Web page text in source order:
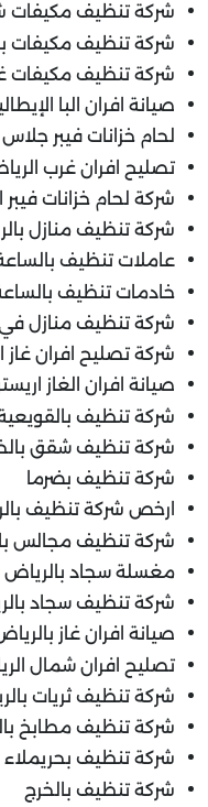
شركة تنظيف مكيفات
شركة تنظيف مكيفات
شركة تنظيف مكيفات
صيانة افران البا
لحام خزانات فيبر
تصليح افران غرب
شركة لحام خزانات فيبر
شركة تنظيف منازل
عاملات تنظيف
خادمات تنظيف
شركة تنظيف منازل
شركة تصليح افران غاز
صيانة افران الغاز
شركة تنظيف
شركة تنظيف شقق
شركة تنظيف بضرما
ارخص شركة تنظيف
شركة تنظيف مجالس
مغسلة سجاد بالرياض
شركة تنظيف سجاد
صيانة افران غاز
تصليح افران شمال
شركة تنظيف ثريات
شركة تنظيف مطابخ
شركة تنظيف بحريملاء
شركة تنظيف بالخرج